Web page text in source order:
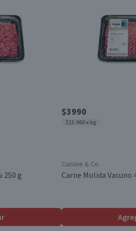
250 g
$3990
$15.960 x kg
Cuisine & Co
Carne Molida Vacuno